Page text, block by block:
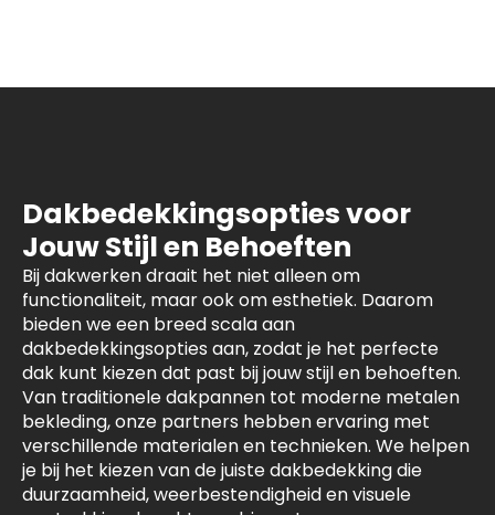
Dakbedekkingsopties voor
Jouw Stijl en Behoeften
Bij dakwerken draait het niet alleen om
functionaliteit, maar ook om esthetiek. Daarom
bieden we een breed scala aan
dakbedekkingsopties aan, zodat je het perfecte
dak kunt kiezen dat past bij jouw stijl en behoeften.
Van traditionele dakpannen tot moderne metalen
bekleding, onze partners hebben ervaring met
verschillende materialen en technieken. We helpen
je bij het kiezen van de juiste dakbedekking die
duurzaamheid, weerbestendigheid en visuele